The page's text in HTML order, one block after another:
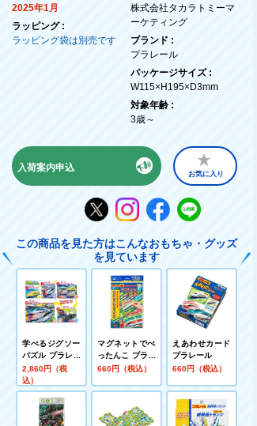
2025年1月
ラッピング :
ラッピング袋は別売です
株式会社タカラトミーマ
ーケティング
ブランド :
プラレール
パッケージサイズ :
W115×H195×D3mm
対象年齢 :
3歳～
入荷案内申込
お気に入り
この商品を見た方はこんなおもちゃ・グッズ
を見ています
学べるジグソー
パズル プラレー
ル はじめてのパ
ズル
2,860円（税
込）
マグネットでぺ
ったんこ プラレ
ール
660円（税込）
えあわせカード
プラレール
660円（税込）